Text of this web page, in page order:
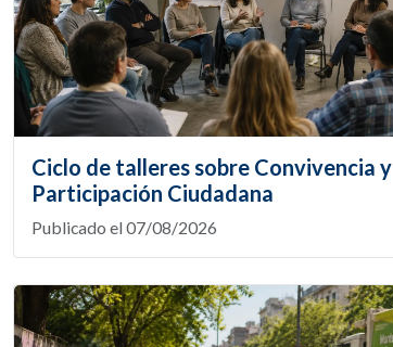
Ciclo de talleres sobre Convivencia y
Participación Ciudadana
Publicado el 07/08/2026